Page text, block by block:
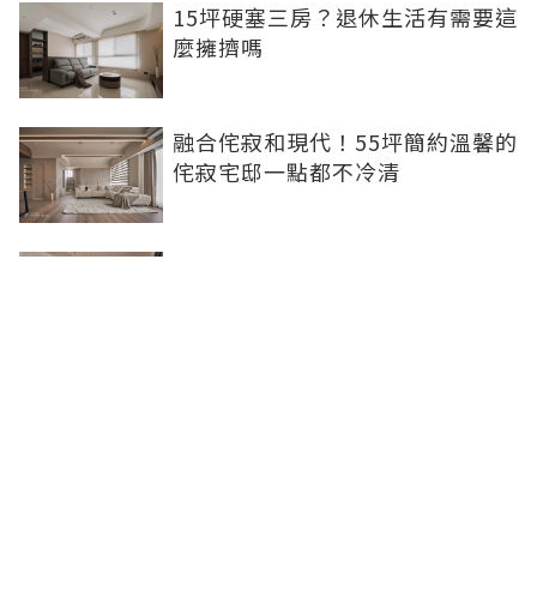
15坪硬塞三房？退休生活有需要這
麼擁擠嗎
融合侘寂和現代！55坪簡約溫馨的
侘寂宅邸一點都不冷清